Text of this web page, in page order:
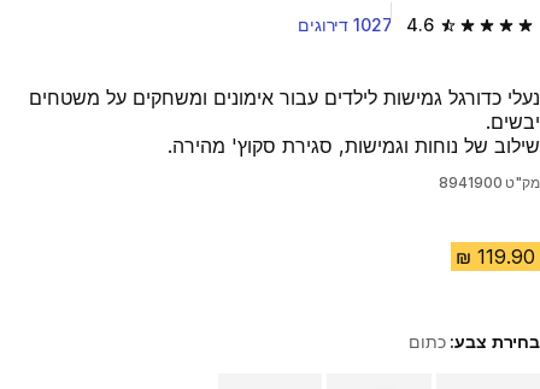
4.6 4.6 out of 5 stars from 1027 reviews 1027 דירוגים
נעלי כדורגל גמישות לילדים עבור אימונים ומשחקים על משטחים
יבשים.
שילוב של נוחות וגמישות, סגירת סקוץ' מהירה.
מק"ט 8941900
בחירת צבע:כתום